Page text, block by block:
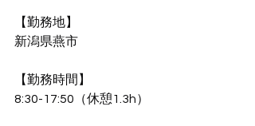
【勤務地】
新潟県燕市
【勤務時間】
8:30-17:50（休憩1.3h）